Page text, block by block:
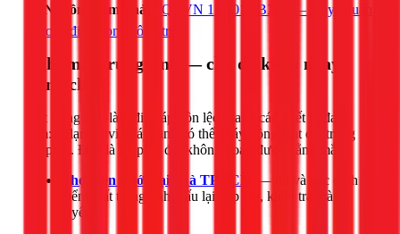
Nguồn tham khảo:
QCVN 12:2014/BXD — Quy chuẩn
an toàn điện trong công trình
Nghi mất trung tính — cần đo kiểm ngay,
đừng chờ
Mất trung tính làm điện áp dồn lệch sang các thiết bị đang
cắm: tủ lạnh, tivi, máy lạnh có thể cháy đồng loạt chỉ trong
vài phút. Đây là lỗi phải đo, không đoán được bằng mắt.
Thợ điện nước tại nhà TPHCM
— đo và xác định
điểm mất trung tính, đấu lại tiếp địa, kiểm tra toàn
tuyến.